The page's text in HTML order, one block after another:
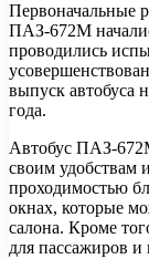
Первоначальные
ПАЗ-672М
проводились
выпуск автобуса
года.
Автобус ПАЗ-
своим удобствам
проходимостью
окнах, которые
салона. Кроме
для пассажиров и